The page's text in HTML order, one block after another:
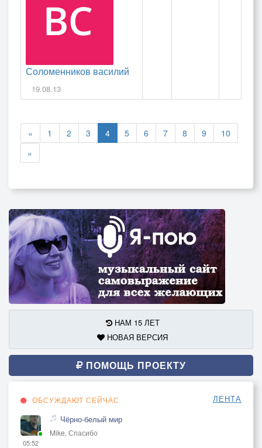
Соломенников василий
19.08.13
« 1 2 3 4 5 6 7 8 9
10
»
НАМ 15 ЛЕТ
НОВАЯ ВЕРСИЯ
ПОМОЩЬ ПРОЕКТУ
ОБСУЖДАЮТ СЕЙЧАС ЛЕНТА
05:52
Чёрно-белый мир
Mike, Спасибо